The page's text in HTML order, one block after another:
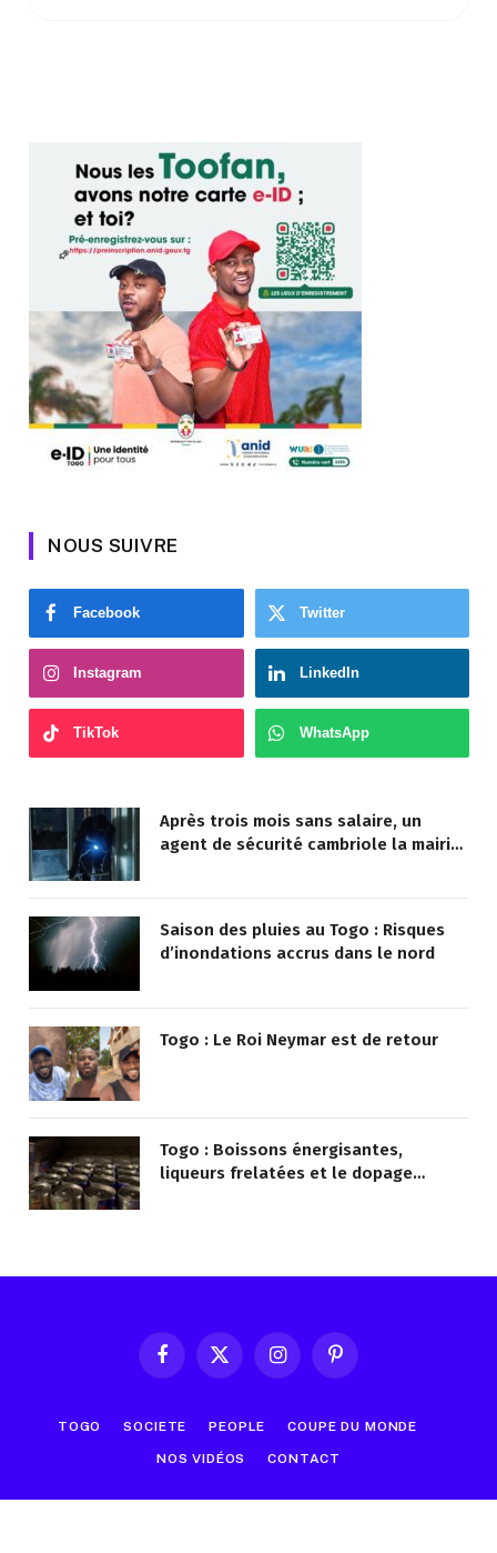
NOUS SUIVRE
Facebook Twitter
Instagram LinkedIn
TikTok WhatsApp
Après trois mois sans salaire, un
agent de sécurité cambriole la mairie
Saison des pluies au Togo : Risques
d’inondations accrus dans le nord
Togo : Le Roi Neymar est de retour
Togo : Boissons énergisantes,
liqueurs frelatées et le dopage
FacebookX
InstagramPinterest
TOGO SOCIETE PEOPLE COUPE DU MONDE
NOS VIDÉOS CONTACT